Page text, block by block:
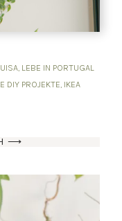
LEBE IN PORTUGAL
DIY PROJEKTE, IKEA
⟶